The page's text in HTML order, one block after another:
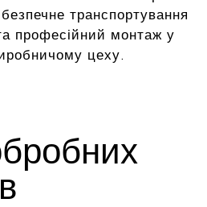
транспортування
професійний монтаж у
цеху.